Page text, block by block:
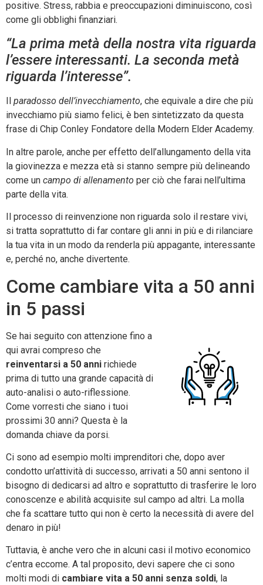
positive. Stress, rabbia e preoccupazioni diminuiscono, così
come gli obblighi finanziari.
“La prima metà della nostra vita riguarda
l’essere interessanti. La seconda metà
riguarda l’interesse”.
paradosso dell’invecchiamento, che equivale a dire che più
invecchiamo più siamo felici, è ben sintetizzato da questa
frase di Chip Conley Fondatore della Modern Elder Academy.
In altre parole, anche per effetto dell’allungamento della vita
la giovinezza e mezza età si stanno sempre più delineando
come un campo di allenamento per ciò che farai nell’ultima
parte della vita.
Il processo di reinvenzione non riguarda solo il restare vivi,
si tratta soprattutto di far contare gli anni in più e di rilanciare
la tua vita in un modo da renderla più appagante, interessante
e, perché no, anche divertente.
Come cambiare vita a 50 anni
in 5 passi
Se hai seguito con attenzione fino a
qui avrai compreso che
reinventarsi a 50 anni richiede
prima di tutto una grande capacità di
auto-analisi o auto-riflessione.
Come vorresti che siano i tuoi
prossimi 30 anni? Questa è la
domanda chiave da porsi.
Ci sono ad esempio molti imprenditori che, dopo aver
condotto un’attività di successo, arrivati a 50 anni sentono il
bisogno di dedicarsi ad altro e soprattutto di trasferire le loro
conoscenze e abilità acquisite sul campo ad altri. La molla
che fa scattare tutto qui non è certo la necessità di avere del
denaro in più!
Tuttavia, è anche vero che in alcuni casi il motivo economico
c’entra eccome. A tal proposito, devi sapere che ci sono
molti modi di cambiare vita a 50 anni senza soldi, la